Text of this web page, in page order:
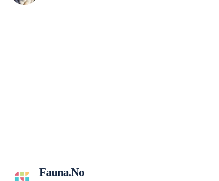
Fauna.no